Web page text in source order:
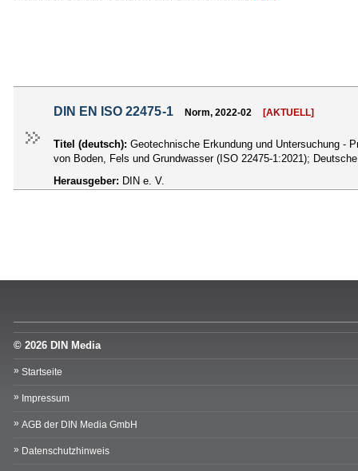
DIN EN ISO 22475-1 Norm, 2022-02 [AKTUELL]
Titel (deutsch): Geotechnische Erkundung und Untersuchung -
von Boden, Fels und Grundwasser (ISO 22475-1:2021);
Herausgeber: DIN e. V.
© 2026 DIN Media
Startseite
Impressum
AGB der DIN Media GmbH
Datenschutzhinweis